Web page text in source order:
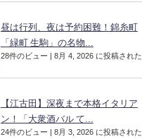
昼は行列、夜は予約困難！錦糸町
「緑町 生駒」の名物...
28件のビュー | 8月 4, 2026 に投稿された
【江古田】深夜まで本格イタリア
ン！「大衆酒バル て...
24件のビュー | 8月 3, 2026 に投稿された